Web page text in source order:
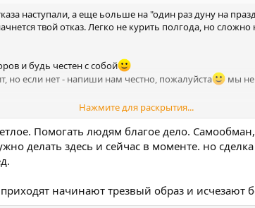
наступали, а еще ьольше на "один раз дуну на
твой отказ. Легко не курить полгода, но
и будь честен с собой
но если нет - напиши нам честно, пожалуйста
мы не
снижать дозу, ты просто оттягиваешь
силах справиться!
Нажмите для раскрытия...
Помогать людям благое дело.
делать здесь и сейчас в моменте. но
начинают трезвый образ и исчезают